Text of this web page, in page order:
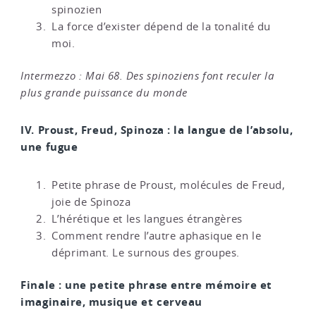
spinozien
La force d’exister dépend de la tonalité du
moi.
Intermezzo : Mai 68. Des spinoziens font reculer la
plus grande puissance du monde
IV. Proust, Freud, Spinoza : la langue de l’absolu,
une fugue
Petite phrase de Proust, molécules de Freud,
joie de Spinoza
L’hérétique et les langues étrangères
Comment rendre l’autre aphasique en le
déprimant. Le surnous des groupes.
Finale : une petite phrase entre mémoire et
imaginaire, musique et cerveau